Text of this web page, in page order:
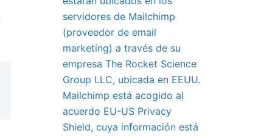
servidores de Mailchimp
(proveedor de email
marketing) a través de su
empresa The Rocket Science
Group LLC, ubicada en EEUU.
Mailchimp está acogido al
acuerdo EU-US Privacy
Shield, cuya información está